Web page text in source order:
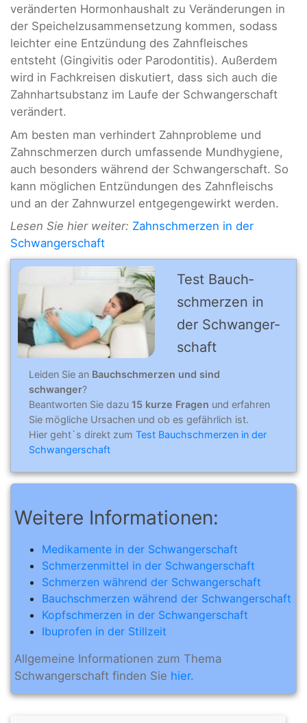
veränderten Hormonhaushalt zu Veränderungen in
der Speichelzusammensetzung kommen, sodass
leichter eine Entzündung des Zahnfleisches
entsteht (Gingivitis oder Parodontitis). Außerdem
wird in Fachkreisen diskutiert, dass sich auch die
Zahnhartsubstanz im Laufe der Schwangerschaft
verändert.
Am besten man verhindert Zahnprobleme und
Zahnschmerzen durch umfassende Mundhygiene,
auch besonders während der Schwangerschaft. So
kann möglichen Entzündungen des Zahnfleischs
und an der Zahnwurzel entgegengewirkt werden.
Lesen Sie hier weiter: Zahnschmerzen in der
Schwangerschaft
Test Bauch­­
schmer­zen in
der Schwanger­
schaft
Leiden Sie an Bauchschmerzen und sind
schwanger?
Beantworten Sie dazu 15 kurze Fragen und erfahren
Sie mögliche Ursachen und ob es gefährlich ist.
Hier geht`s direkt zum Test Bauchschmerzen in der
Schwangerschaft
Weitere Informationen:
Medikamente in der Schwangerschaft
Schmerzenmittel in der Schwangerschaft
Schmerzen während der Schwangerschaft
Bauchschmerzen während der Schwangerschaft
Kopfschmerzen in der Schwangerschaft
Ibuprofen in der Stillzeit
Allgemeine Informationen zum Thema
Schwangerschaft finden Sie hier.